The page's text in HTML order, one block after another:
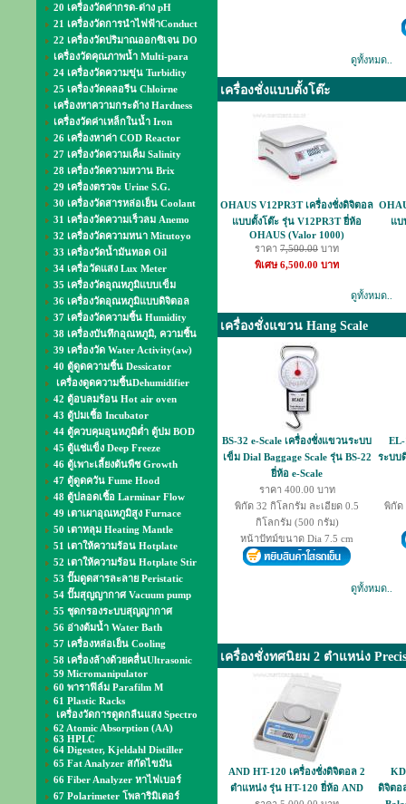
20 เครื่องวัดค่ากรด-ด่าง pH
21 เครื่องวัดการนำไฟฟ้าConduct
22 เครื่องวัดปริมาณออกซิเจน DO
เครื่องวัดคุณภาพน้ำ Multi-para
24 เครื่องวัดความขุ่น Turbidity
25 เครื่องวัดคลอรีน Chloirne
เครื่องหาความกระด้าง Hardness
เครื่องวัดค่าเหล็กในน้ำ Iron
26 เครื่องหาค่า COD Reactor
27 เครื่องวัดความเค็ม Salinity
28 เครื่องวัดความหวาน Brix
29 เครื่องตรวจะ Urine S.G.
30 เครื่องวัดสารหล่อเย็น Coolant
31 เครื่องวัดความเร็วลม Anemo
32 เครื่องวัดความหนา Mitutoyo
33 เครื่องวัดน้ำมันทอด Oil
34 เครื่อวัดแสง Lux Meter
35 เครื่องวัดอุณหภูมิแบบเข็ม
36 เครื่องวัดอุณหภูมิแบบดิจิตอล
37 เครื่องวัดความชื้น Humidity
38 เครื่องบันทึกอุณหภูมิ, ความชื้น
39 เครื่องวัด Water Activity(aw)
40 ตู้ดูดความชื้น Dessicator
เครื่องดูดความชื้นDehumidifier
42 ตู้อบลมร้อน Hot air oven
43 ตู้บ่มเชื้อ Incubator
44 ตู้ควบคุมอุนหภูมิต่ำ ตู้บ่ม BOD
45 ตู้แช่แข็ง Deep Freeze
46 ตู้เพาะเลี้ยงต้นพืช Growth
47 ตู้ดูดควัน Fume Hood
48 ตู้ปลอดเชื้อ Larminar Flow
49 เตาเผาอุณหภูมิสูง Furnace
50 เตาหลุม Heating Mantle
51 เตาให้ความร้อน Hotplate
52 เตาให้ความร้อน Hotplate Stir
53 ปั๊มดูดสารละลาย Peristatic
54 ปั๊มสุญญากาศ Vacuum pump
55 ชุดกรองระบบสุญญากาศ
56 อ่างต้มน้ำ Water Bath
57 เครื่องหล่อเย็น Cooling
58 เครื่องล้างด้วยคลื่นUltrasonic
59 Micromanipulator
60 พาราฟิล์ม Parafilm M
61 Plastic Racks
เครื่องวัดการดูดกลืนแสง Spectro
62 Atomic Absorption (AA)
63 HPLC
64 Digester, Kjeldahl Distiller
65 Fat Analyzer สกัดไขมัน
66 Fiber Analyzer หาไฟเบอร์
67 Polarimeter โพลาริมิเตอร์
ดูทั้งหมด..
เครื่องชั่งแบบตั้งโต๊ะ
OHAUS V12PR3T เครื่องชั่งดิจิตอล
แบบตั้งโต๊ะ รุ่น V12PR3T ยี่ห้อ
OHAUS (Valor 1000)
ราคา 7,500.00 บาท
พิเศษ 6,500.00 บาท
แบ
ดูทั้งหมด..
เครื่องชั่งแขวน Hang Scale
BS-32 e-Scale เครื่องชั่งแขวนระบบ
เข็ม Dial Baggage Scale รุ่น BS-22
ยี่ห้อ e-Scale
ราคา 400.00 บาท
พิกัด 32 กิโลกรัม ละเอียด 0.5
กิโลกรัม (500 กรัม)
หน้าปัทม์ขนาด Dia 7.5 cm
ระบบ
พิกัด
ดูทั้งหมด..
เครื่องชั่งทศนิยม 2 ตำแหน่ง
AND HT-120 เครื่องชั่งดิจิตอล 2
ตำแหน่ง รุ่น HT-120 ยี่ห้อ AND
ดิจิตอ